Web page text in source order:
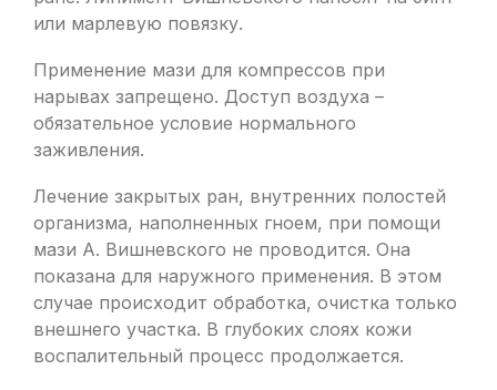
или марлевую повязку.
Применение мази для компрессов при
нарывах запрещено. Доступ воздуха –
обязательное условие нормального
заживления.
Лечение закрытых ран, внутренних полостей
организма, наполненных гноем, при помощи
мази А. Вишневского не проводится. Она
показана для наружного применения. В этом
случае происходит обработка, очистка только
внешнего участка. В глубоких слоях кожи
воспалительный процесс продолжается.